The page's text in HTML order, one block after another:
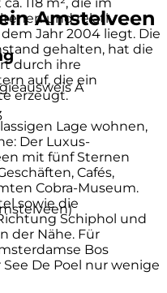
und relativ
Jahr 2004 liegt. Die
gehalten, hat die
durch ihre
auf, die ein
erzeugt.
Lage wohnen,
Der Luxus-
mit fünf Sternen
Cafés,
Cobra-Museum.
sowie die
Schiphol und
der Nähe. Für
Bos
De Poel nur wenige
Amstelveen
A